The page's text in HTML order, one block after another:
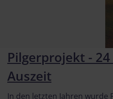
Pilgerprojekt -
Auszeit
In den letzten Jahren wurde